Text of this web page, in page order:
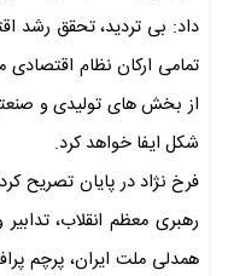
داد: بی تردید، تحقق رشد
تمامی ارکان نظام
از بخش های تولیدی و
شکل ایفا خواهد کرد.
فرخ نژاد در پایان تصریح
رهبرى معظم انقلاب،
همدلی ملت ایران، پرچم